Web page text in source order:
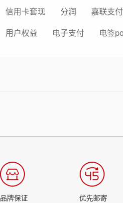
信用卡套现
分润 嘉联支付
用户权益
电子支付 电签
品牌保证 优先邮寄